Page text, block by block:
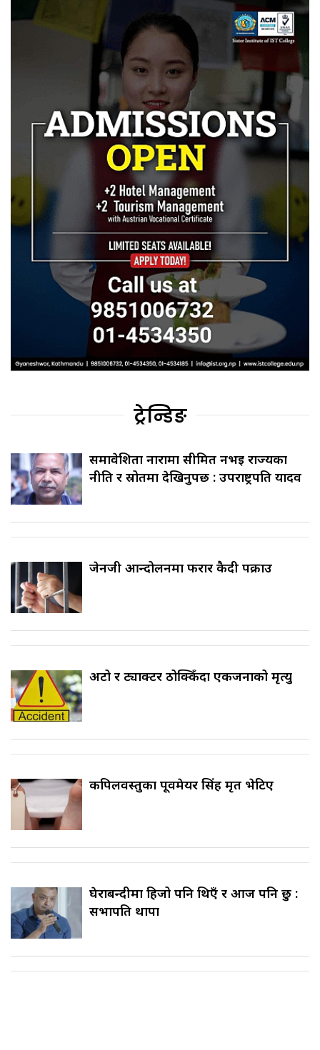
ट्रेन्डिङ
समावेशिता नारामा सीमित नभई राज्यका
नीति र स्रोतमा देखिनुपर्छ : उपराष्ट्रपति यादव
जेनजी आन्दोलनमा फरार कैदी पक्राउ
अटो र ट्याक्टर ठोक्किँदा एकजनाको मृत्यु
कपिलवस्तुका पूर्वमेयर सिंह मृत भेटिए
घेराबन्दीमा हिजो पनि थिएँ र आज पनि छु :
सभापति थापा